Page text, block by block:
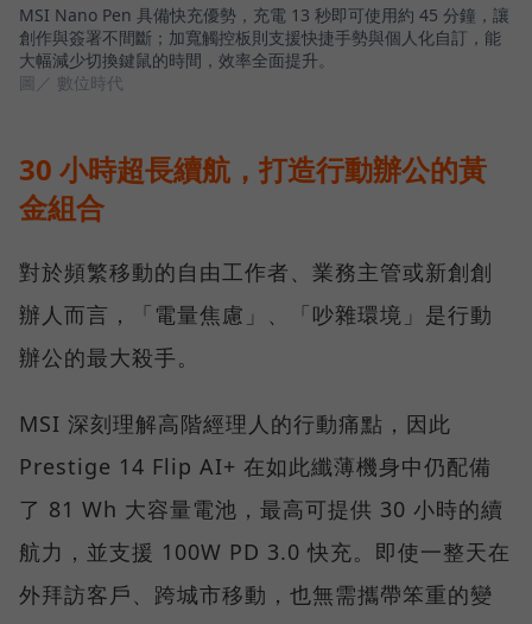
MSI Nano Pen 具備快充優勢，充電 13 秒即可使用約 45 分鐘，讓
創作與簽署不間斷；加寬觸控板則支援快捷手勢與個人化自訂，能
大幅減少切換鍵鼠的時間，效率全面提升。
圖／ 數位時代
30 小時超長續航，打造行動辦公的黃
金組合
對於頻繁移動的自由工作者、業務主管或新創創
辦人而言，「電量焦慮」、「吵雜環境」是行動
辦公的最大殺手。
MSI 深刻理解高階經理人的行動痛點，因此
Prestige 14 Flip AI+ 在如此纖薄機身中仍配備
了 81 Wh 大容量電池，最高可提供 30 小時的續
航力，並支援 100W PD 3.0 快充。即使一整天在
外拜訪客戶、跨城市移動，也無需攜帶笨重的變